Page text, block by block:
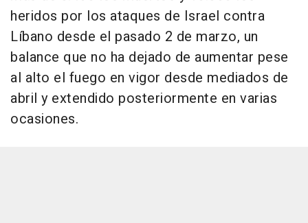
heridos por los ataques de Israel contra
Líbano desde el pasado 2 de marzo, un
balance que no ha dejado de aumentar pese
al alto el fuego en vigor desde mediados de
abril y extendido posteriormente en varias
ocasiones.